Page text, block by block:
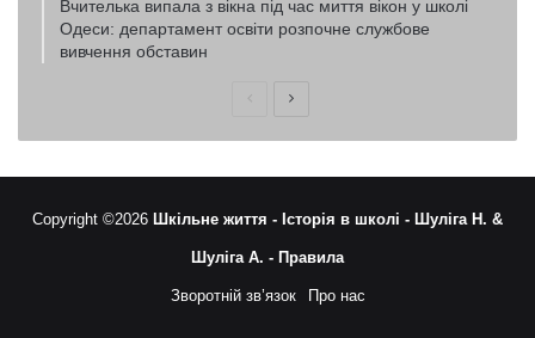
Вчителька випала з вікна під час миття вікон у школі
Одеси: департамент освіти розпочне службове
вивчення обставин
ПопередняНаступна
Copyright ©2026 Шкільне життя - Історія в школі - Шуліга Н. &
Шуліга А. - Правила
Зворотній зв’язок Про нас